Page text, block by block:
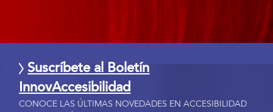
Suscríbete al Boletín
InnovAccesibilidad
CONOCE LAS ÚLTIMAS NOVEDADES EN ACCESIBILIDAD